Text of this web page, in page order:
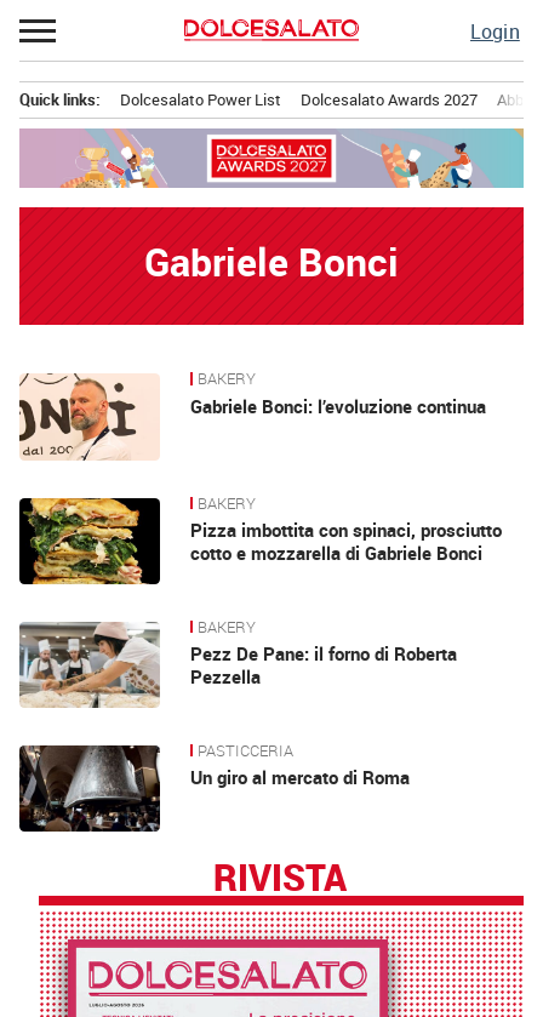
Passa
al
Login
principale
Quick links: Dolcesalato Power List Dolcesalato Awards 2027
Gabriele Bonci
News BAKERY
Gabriele Bonci: l’evoluzione continua
BAKERY
Pizza imbottita con spinaci, prosciutto
cotto e mozzarella di Gabriele Bonci
BAKERY
Pezz De Pane: il forno di Roberta
Pezzella
PASTICCERIA
Un giro al mercato di Roma
RIVISTA